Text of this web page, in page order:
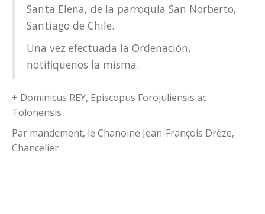
Santa Elena, de la parroquia San Norberto,
Santiago de Chile.
Una vez efectuada la Ordenación,
notifiquenos la misma.
+ Dominicus REY, Episcopus Forojuliensis ac
Tolonensis
Par mandement, le Chanoine Jean-François Drèze,
Chancelier